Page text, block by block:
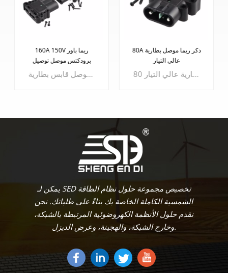
160A 150V ريما باور
برودكتس موصل توصيل
البطارية
عندما يتعلق الأمر بوصلات طاقة موثوقة وفعالة، فأنت بحاجة إلى موصل يمكنه التعامل مع أصعب الظروف. لا تنظر إلى أبعد من موصل قابس بطارية Rema Power Products بقدرة 160 أمبير 150 فولت - وهو منتج يجمع بين الحرفية الدقيقة والتكنولوجيا المتطورة لتزويدك بحل الطاقة النهائي.
80A ذكر ريما موصل بطارية
عالي التيار
هل تبحث عن موصل بطارية عالي التيار يمكن الاعتماد عليه؟ لا تنظر إلى أبعد من موصل البطارية عالي التيار 80A Male Rema من SED
يتعلم أكثر
يمكن لـ SED تخصيص مجموعة حلول نظام الطاقة
الشمسية الكاملة الخاصة بك بناءً على طلباتك. نحن
نقدم حلول الأنظمة الكهروضوئية المرتبطة بالشبكة،
وخارج الشبكة، والهجينة، وعرض الديزل.